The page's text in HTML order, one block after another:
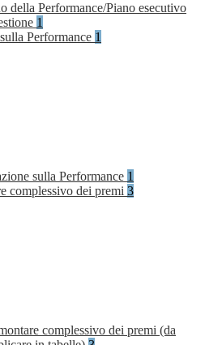
della Performance/Piano esecutivo
1
Performance 1
sulla Performance 1
complessivo dei premi 3
complessivo dei premi (da